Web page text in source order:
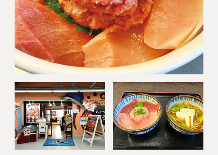
Copyright © KESENNUMA CREW SHIP All rights reserved.